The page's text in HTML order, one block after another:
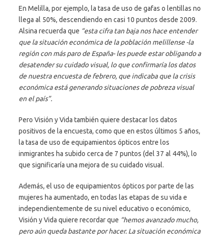
En Melilla, por ejemplo, la tasa de uso de gafas o lentillas no
llega al 50%, descendiendo en casi 10 puntos desde 2009.
Alsina recuerda que “esta cifra tan baja nos hace entender
que la situación económica de la población melillense -la
región con más paro de España- les puede estar obligando a
desatender su cuidado visual, lo que confirmaría los datos
de nuestra encuesta de febrero, que indicaba que la crisis
económica está generando situaciones de pobreza visual
en el país”.
Pero Visión y Vida también quiere destacar los datos
positivos de la encuesta, como que en estos últimos 5 años,
la tasa de uso de equipamientos ópticos entre los
inmigrantes ha subido cerca de 7 puntos (del 37 al 44%), lo
que significaría una mejora de su cuidado visual.
Además, el uso de equipamientos ópticos por parte de las
mujeres ha aumentado, en todas las etapas de su vida e
independientemente de su nivel educativo o económico,
Visión y Vida quiere recordar que “hemos avanzado mucho,
pero aún queda bastante por hacer. La situación económica